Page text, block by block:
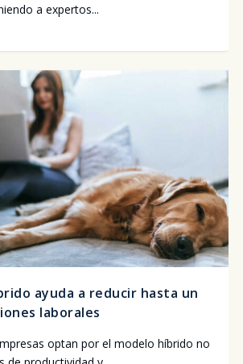
a exper­tos...
ayuda a reducir hasta un
laborales
optan por el mode­lo híbri­do no